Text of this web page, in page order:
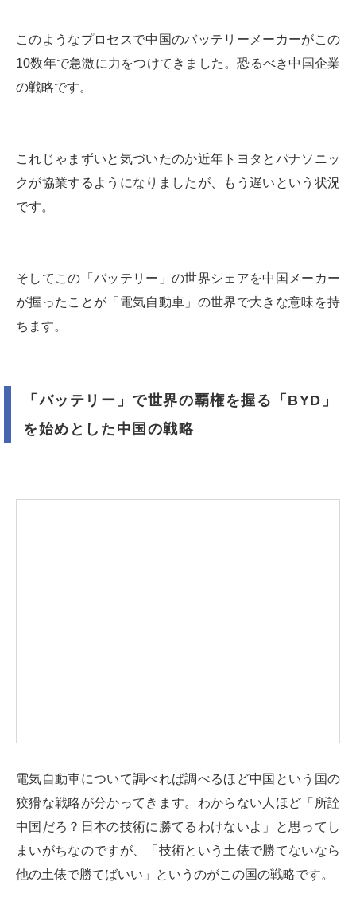
このようなプロセスで中国のバッテリーメーカーがこの
10数年で急激に力をつけてきました。恐るべき中国企業
の戦略です。
これじゃまずいと気づいたのか近年トヨタとパナソニッ
クが協業するようになりましたが、もう遅いという状況
です。
そしてこの「バッテリー」の世界シェアを中国メーカー
が握ったことが「電気自動車」の世界で大きな意味を持
ちます。
「バッテリー」で世界の覇権を握る「BYD」
を始めとした中国の戦略
電気自動車について調べれば調べるほど中国という国の
狡猾な戦略が分かってきます。わからない人ほど「所詮
中国だろ？日本の技術に勝てるわけないよ」と思ってし
まいがちなのですが、「技術という土俵で勝てないなら
他の土俵で勝てばいい」というのがこの国の戦略です。